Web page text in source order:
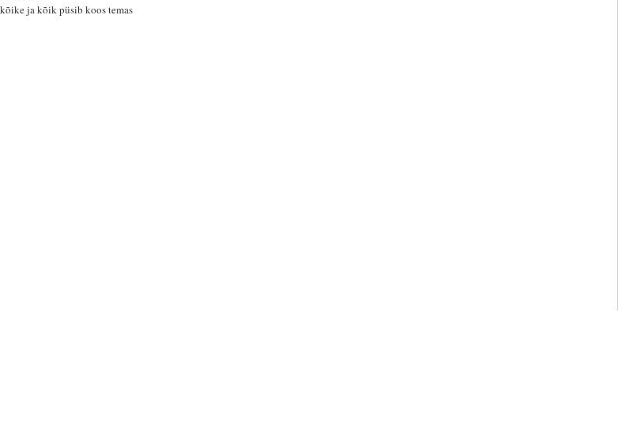
ja kõik püsib koos temas